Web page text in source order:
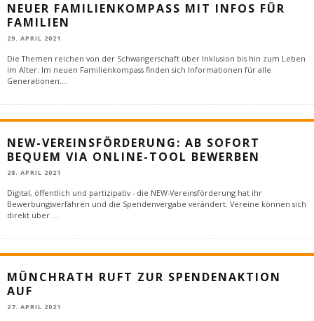
NEUER FAMILIENKOMPASS MIT INFOS FÜR
FAMILIEN
29. APRIL 2021
Die Themen reichen von der Schwangerschaft über Inklusion bis hin zum Leben
im Alter: Im neuen Familienkompass finden sich Informationen für alle
Generationen....
NEW-VEREINSFÖRDERUNG: AB SOFORT
BEQUEM VIA ONLINE-TOOL BEWERBEN
28. APRIL 2021
Digital, öffentlich und partizipativ - die NEW-Vereinsförderung hat ihr
Bewerbungsverfahren und die Spendenvergabe verändert. Vereine können sich
direkt über ...
MÜNCHRATH RUFT ZUR SPENDENAKTION
AUF
27. APRIL 2021